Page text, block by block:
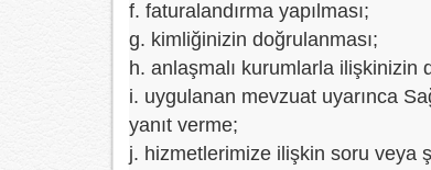
f. faturalandırma yapılması;
g. kimliğinizin doğrulanması;
h. anlaşmalı kurumlarla ilişkinizin
i. uygulanan mevzuat uyarınca
yanıt verme;
j. hizmetlerimize ilişkin soru veya